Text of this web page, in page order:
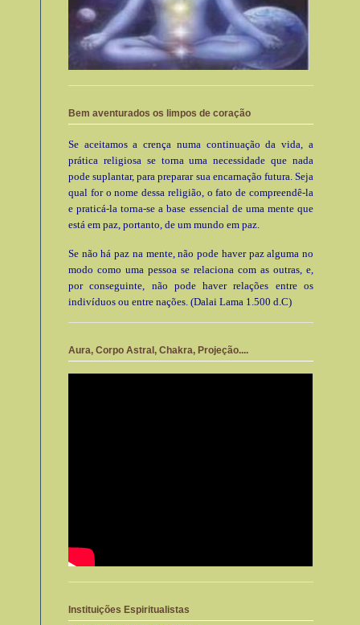
Bem aventurados os limpos de coração
Se aceitamos a crença numa continuação da vida, a
prática religiosa se torna uma necessidade que nada
pode suplantar, para preparar sua encarnação futura. Seja
qual for o nome dessa religião, o fato de compreendê-la
e praticá-la torna-se a base essencial de uma mente que
está em paz, portanto, de um mundo em paz.
Se não há paz na mente, não pode haver paz alguma no
modo como uma pessoa se relaciona com as outras, e,
por conseguinte, não pode haver relações entre os
indivíduos ou entre nações. (Dalai Lama 1.500 d.C)
Aura, Corpo Astral, Chakra, Projeção....
Instituições Espiritualistas